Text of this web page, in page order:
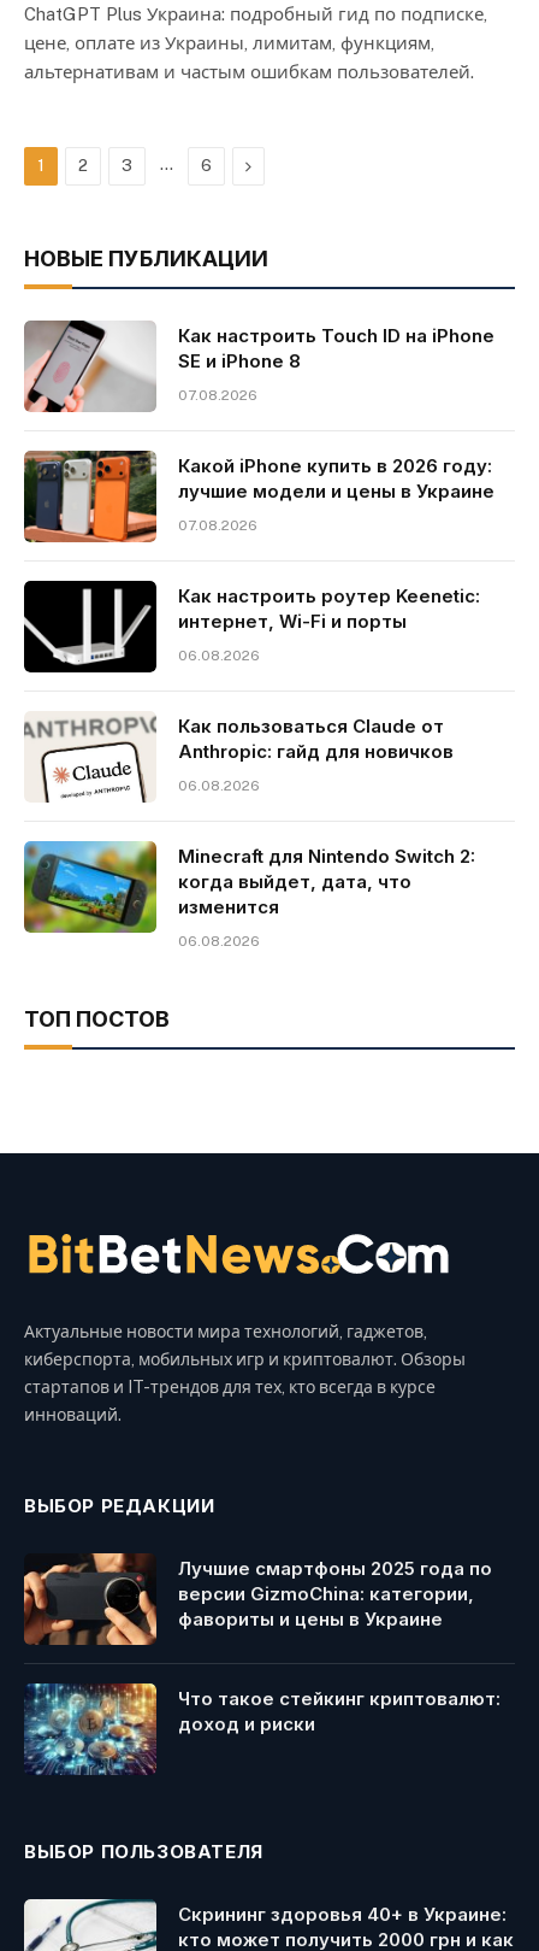
ChatGPT Plus Украина: подробный гид по подписке,
цене, оплате из Украины, лимитам, функциям,
альтернативам и частым ошибкам пользователей.
1 2 3 … 6 Next
НОВЫЕ ПУБЛИКАЦИИ
Как настроить Touch ID на iPhone
SE и iPhone 8
07.08.2026
Какой iPhone купить в 2026 году:
лучшие модели и цены в Украине
07.08.2026
Как настроить роутер Keenetic:
интернет, Wi-Fi и порты
06.08.2026
Как пользоваться Claude от
Anthropic: гайд для новичков
06.08.2026
Minecraft для Nintendo Switch 2:
когда выйдет, дата, что
изменится
06.08.2026
ТОП ПОСТОВ
Актуальные новости мира технологий, гаджетов,
киберспорта, мобильных игр и криптовалют. Обзоры
стартапов и IT-трендов для тех, кто всегда в курсе
инноваций.
ВЫБОР РЕДАКЦИИ
Лучшие смартфоны 2025 года по
версии GizmoChina: категории,
фавориты и цены в Украине
Что такое стейкинг криптовалют:
доход и риски
ВЫБОР ПОЛЬЗОВАТЕЛЯ
Скрининг здоровья 40+ в Украине:
кто может получить 2000 грн и как